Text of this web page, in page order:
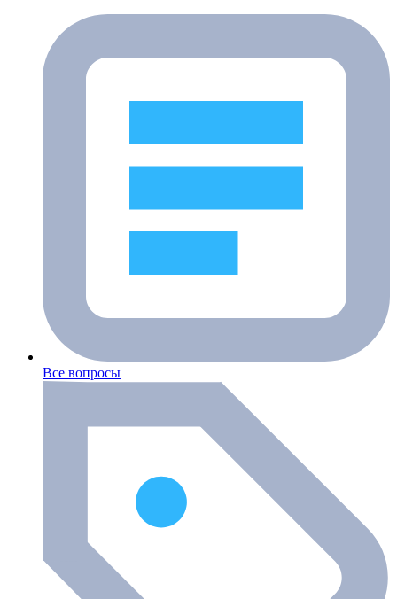
Все вопросы